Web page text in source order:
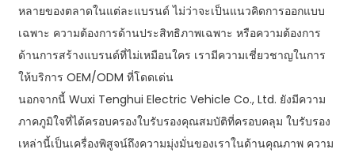
หลายของตลาดในแต่ละแบรนด์ ไม่ว่าจะเป็นแนวคิดการออกแบบ
เฉพาะ ความต้องการด้านประสิทธิภาพเฉพาะ หรือความต้องการ
ด้านการสร้างแบรนด์ที่ไม่เหมือนใคร เรามีความเชี่ยวชาญในการ
ให้บริการ OEM/ODM ที่โดดเด่น
นอกจากนี้ Wuxi Tenghui Electric Vehicle Co., Ltd. ยังมีความ
ภาคภูมิใจที่ได้ครอบครองใบรับรองคุณสมบัติที่ครอบคลุม ใบรับรอง
เหล่านี้เป็นเครื่องพิสูจน์ถึงความมุ่งมั่นของเราในด้านคุณภาพ ความ